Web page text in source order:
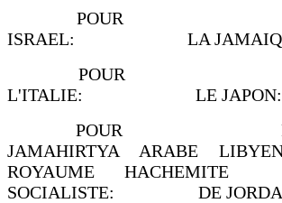
POUR
ISRAEL: LA
POUR
L'ITALIE: LE JAPON:
POUR
JAMAHIRTYA ARABE
ROYAUME HACHEMITE
SOCIALISTE: DE